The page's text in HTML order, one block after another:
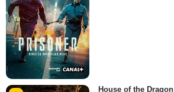
House of the Dragon